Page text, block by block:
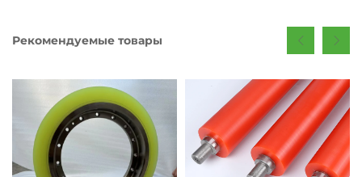
Рекомендуемые товары